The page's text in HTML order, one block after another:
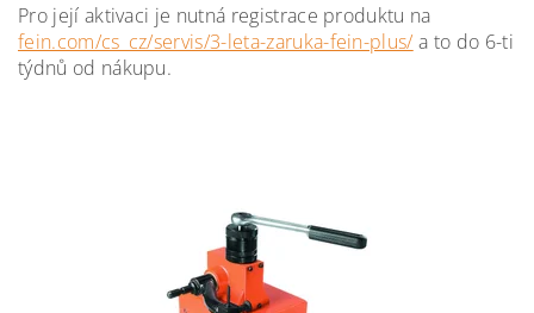
Pro její aktivaci je nutná registrace produktu na
fein.com/cs_cz/servis/3-leta-zaruka-fein-plus/ a to do 6-ti
týdnů od nákupu.